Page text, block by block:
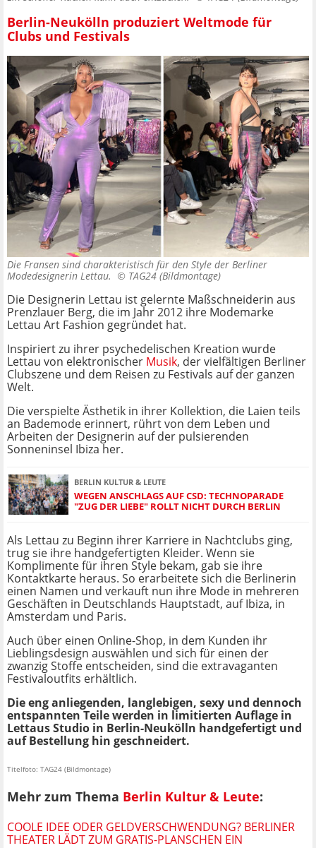
Berlin-Neukölln produziert Weltmode für
Clubs und Festivals
Die Fransen sind charakteristisch für den Style der Berliner
Modedesignerin Lettau. © TAG24 (Bildmontage)
Die Designerin Lettau ist gelernte Maßschneiderin aus
Prenzlauer Berg, die im Jahr 2012 ihre Modemarke
Lettau Art Fashion gegründet hat.
Inspiriert zu ihrer psychedelischen Kreation wurde
Lettau von elektronischer Musik, der vielfältigen Berliner
Clubszene und dem Reisen zu Festivals auf der ganzen
Welt.
Die verspielte Ästhetik in ihrer Kollektion, die Laien teils
an Bademode erinnert, rührt von dem Leben und
Arbeiten der Designerin auf der pulsierenden
Sonneninsel Ibiza her.
BERLIN KULTUR & LEUTE
WEGEN ANSCHLAGS AUF CSD: TECHNOPARADE
"ZUG DER LIEBE" ROLLT NICHT DURCH BERLIN
Als Lettau zu Beginn ihrer Karriere in Nachtclubs ging,
trug sie ihre handgefertigten Kleider. Wenn sie
Komplimente für ihren Style bekam, gab sie ihre
Kontaktkarte heraus. So erarbeitete sich die Berlinerin
einen Namen und verkauft nun ihre Mode in mehreren
Geschäften in Deutschlands Hauptstadt, auf Ibiza, in
Amsterdam und Paris.
Auch über einen Online-Shop, in dem Kunden ihr
Lieblingsdesign auswählen und sich für einen der
zwanzig Stoffe entscheiden, sind die extravaganten
Festivaloutfits erhältlich.
Die eng anliegenden, langlebigen, sexy und dennoch
entspannten Teile werden in limitierten Auflage in
Lettaus Studio in Berlin-Neukölln handgefertigt und
auf Bestellung hin geschneidert.
Titelfoto: TAG24 (Bildmontage)
Mehr zum Thema Berlin Kultur & Leute:
COOLE IDEE ODER GELDVERSCHWENDUNG? BERLINER
THEATER LÄDT ZUM GRATIS-PLANSCHEN EIN